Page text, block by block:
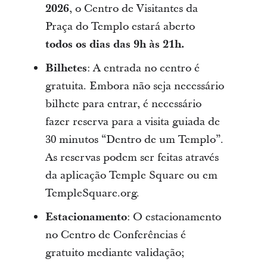
2026, o Centro de Visitantes da
Praça do Templo estará aberto
todos os dias das 9h às 21h.
Bilhetes: A entrada no centro é
gratuita. Embora não seja necessário
bilhete para entrar, é necessário
fazer reserva para a visita guiada de
30 minutos “Dentro de um Templo”.
As reservas podem ser feitas através
da aplicação Temple Square ou em
TempleSquare.org.
Estacionamento: O estacionamento
no Centro de Conferências é
gratuito mediante validação;